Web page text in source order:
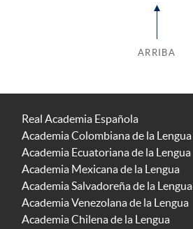
ARRIBA
Real Academia Española
Academia Colombiana de la Lengua
Academia Ecuatoriana de la Lengua
Academia Mexicana de la Lengua
Academia Salvadoreña de la Lengua
Academia Venezolana de la Lengua
Academia Chilena de la Lengua